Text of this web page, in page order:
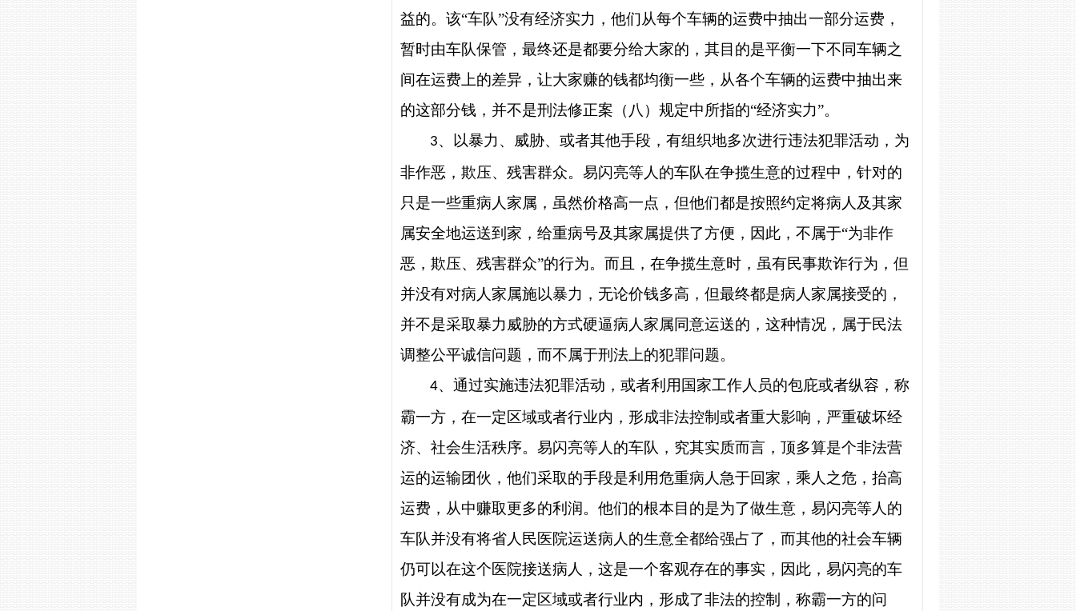
益的。该“车队”没有经济实力，他们从每个车辆的运费中抽出一部分运费，
暂时由车队保管，最终还是都要分给大家的，其目的是平衡一下不同车辆之
间在运费上的差异，让大家赚的钱都均衡一些，从各个车辆的运费中抽出来
的这部分钱，并不是刑法修正案（八）规定中所指的“经济实力”。
3、
以暴力、威胁、或者其他手段，有组织地多次进行违法犯罪活动，为
非作恶，欺压、残害群众。易闪亮等人的车队在争揽生意的过程中，针对的
只是一些重病人家属，虽然价格高一点，但他们都是按照约定将病人及其家
属安全地运送到家，给重病号及其家属提供了方便，因此，不属于“为非作
恶，欺压、残害群众”的行为。而且，在争揽生意时，虽有民事欺诈行为，但
并没有对病人家属施以暴力，无论价钱多高，但最终都是病人家属接受的，
并不是采取暴力威胁的方式硬逼病人家属同意运送的，这种情况，属于民法
调整公平诚信问题，而不属于刑法上的犯罪问题。
4、通过实施违法犯罪活动，或者利用国家工作人员的包庇或者纵容，称
霸一方，在一定区域或者行业内，形成非法控制或者重大影响，严重破坏经
济、社会生活秩序。 易闪亮等人的车队，究其实质而言，顶多算是个非法营
运的运输团伙，他们采取的手段是利用危重病人急于回家，乘人之危，抬高
运费，从中赚取更多的利润。他们的根本目的是为了做生意，易闪亮等人的
车队并没有将省人民医院运送病人的生意全都给强占了，而其他的社会车辆
仍可以在这个医院接送病人，这是一个客观存在的事实，因此，易闪亮的车
队并没有成为在一定区域或者行业内，形成了非法的控制 ， 称霸一方的问